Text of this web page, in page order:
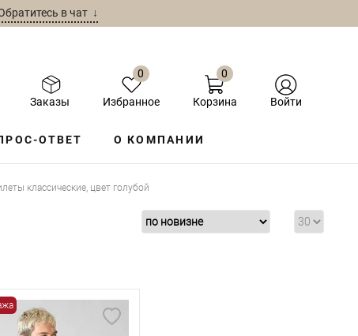
в чат ↓
Заказы
0
Избранное
0
Корзина Войти
ОТВЕТ О КОМПАНИИ
классические, цвет голубой